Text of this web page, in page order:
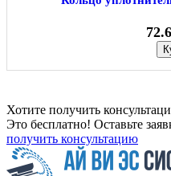
Хотите получить
Это бесплатно! Оставьте
получить консультацию